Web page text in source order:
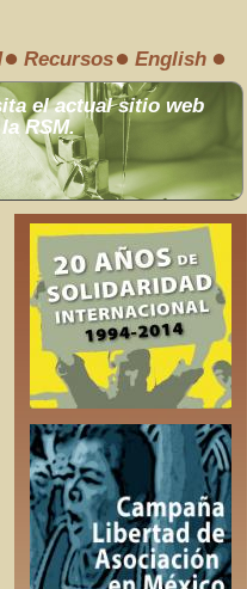
Recursos English
el actual sitio web
RSM.